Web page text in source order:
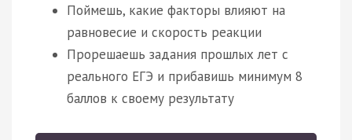
Поймешь, какие факторы влияют на
равновесие и скорость реакции
Прорешаешь задания прошлых лет с
реального ЕГЭ и прибавишь минимум 8
баллов к своему результату